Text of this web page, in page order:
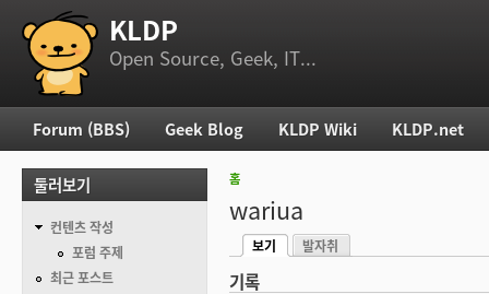
부 메뉴 KLDP
Open Source, Geek, IT...
현재 위치
홈
wariua
기본탭
보기
발자취
기록
주 메뉴
Forum (BBS) Geek Blog KLDP Wiki KLDP.net
둘러보기
컨텐츠 작성
포럼 주제
최근 포스트